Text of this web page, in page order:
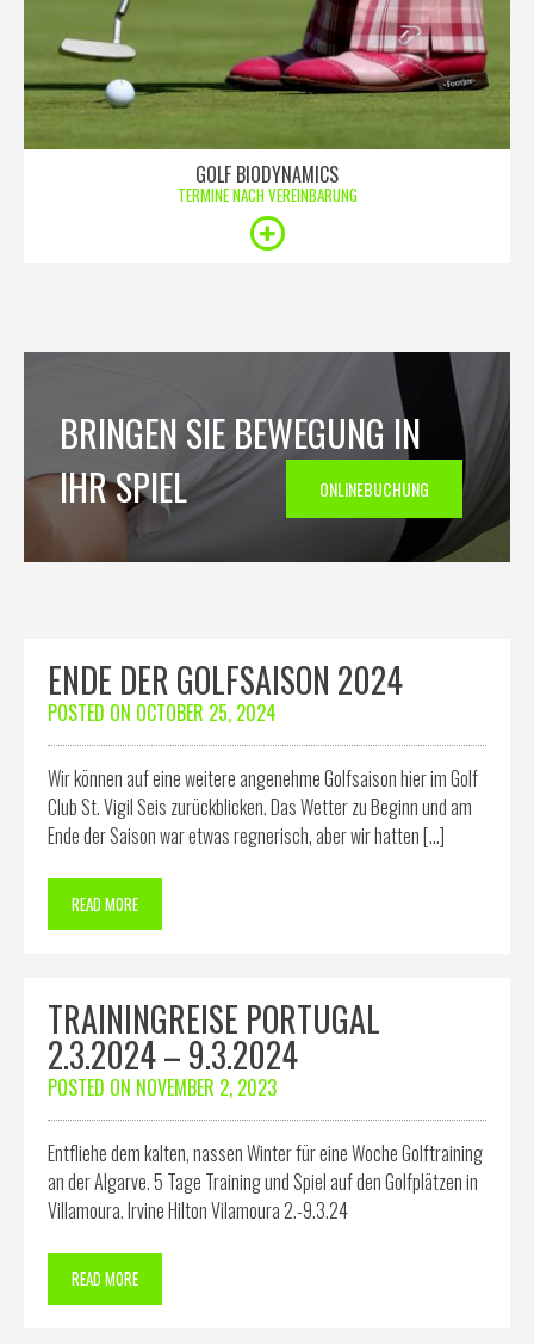
GOLF BIODYNAMICS
TERMINE NACH VEREINBARUNG
BRINGEN SIE BEWEGUNG IN
IHR SPIEL
ONLINEBUCHUNG
ENDE DER GOLFSAISON 2024
POSTED ON OCTOBER 25, 2024
Wir können auf eine weitere angenehme Golfsaison hier im Golf
Club St. Vigil Seis zurückblicken. Das Wetter zu Beginn und am
Ende der Saison war etwas regnerisch, aber wir hatten […]
READ MORE
TRAININGREISE PORTUGAL
2.3.2024 – 9.3.2024
POSTED ON NOVEMBER 2, 2023
Entfliehe dem kalten, nassen Winter für eine Woche Golftraining
an der Algarve. 5 Tage Training und Spiel auf den Golfplätzen in
Villamoura. Irvine Hilton Vilamoura 2.-9.3.24
READ MORE